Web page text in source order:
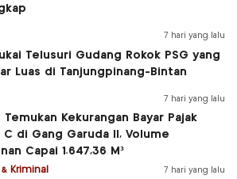
7 hari yang lalu
Telusuri Gudang Rokok PSG yang
Luas di Tanjungpinang-Bintan
7 hari yang lalu
Temukan Kekurangan Bayar Pajak
C di Gang Garuda II, Volume
Capai 1.647,36 M³
Kriminal 7 hari yang lalu